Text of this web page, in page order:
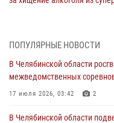
На Южном Урале спецназ
Росгвардейцы задержали
ПОПУЛЯРНЫЕ НОВОСТИ
В Челябинской области
межведомственных
17 июля 2026, 03:42 2
В Челябинской области